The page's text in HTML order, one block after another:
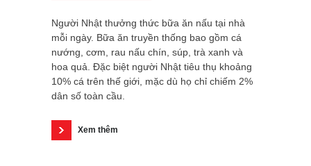
Người Nhật thưởng thức bữa ăn nấu tại nhà
mỗi ngày. Bữa ăn truyền thống bao gồm cá
nướng, cơm, rau nấu chín, súp, trà xanh và
hoa quả. Đặc biệt người Nhật tiêu thụ khoảng
10% cá trên thế giới, mặc dù họ chỉ chiếm 2%
dân số toàn cầu.
Xem thêm